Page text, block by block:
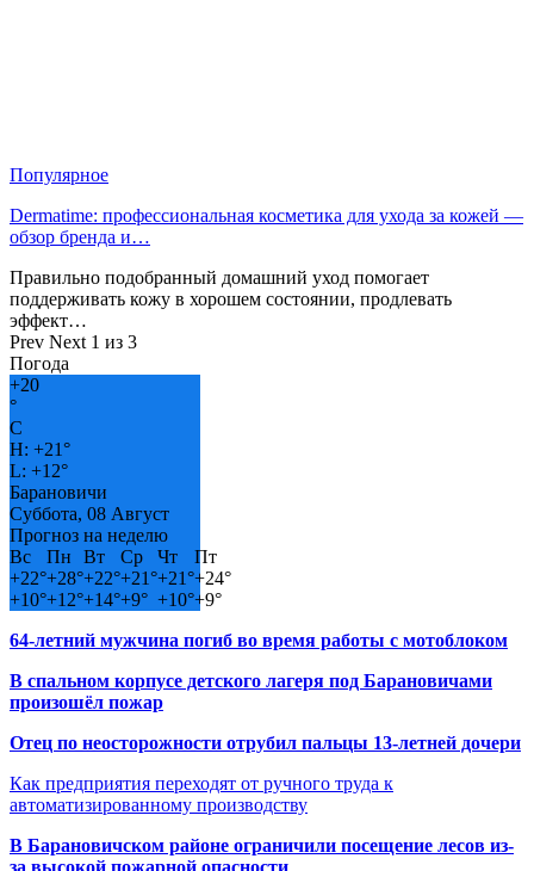
Популярное
Dermatime: профессиональная косметика для ухода за кожей —
обзор бренда и…
Правильно подобранный домашний уход помогает
поддерживать кожу в хорошем состоянии, продлевать
эффект…
Prev Next 1 из 3
Погода
+20
°
C
H: +21°
L: +12°
Барановичи
Суббота, 08 Август
Прогноз на неделю
Вс
Пн Вт Ср Чт
Пт
+22°+28°+22°+21°+21°+24°
+10°+12°+14°+9° +10°+9°
64-летний мужчина погиб во время работы с мотоблоком
В спальном корпусе детского лагеря под Барановичами
произошёл пожар
Отец по неосторожности отрубил пальцы 13-летней дочери
Как предприятия переходят от ручного труда к
автоматизированному производству
В Барановичском районе ограничили посещение лесов из-
за высокой пожарной опасности